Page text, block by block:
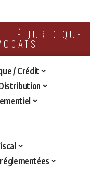
JURIDIQUE
/ Crédit